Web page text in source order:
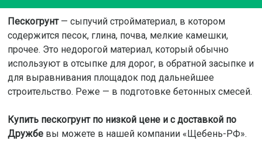
Пескогрунт— сыпучий стройматериал, в котором
содержится песок, глина, почва, мелкие камешки,
прочее. Это недорогой материал, который обычно
используют в отсыпке для дорог, в обратной засыпке и
для выравнивания площадок под дальнейшее
строительство. Реже — в подготовке бетонных смесей.
Купить пескогрунт по низкой цене и с доставкой по
Дружбевы можете в нашей компании «Щебень-РФ».